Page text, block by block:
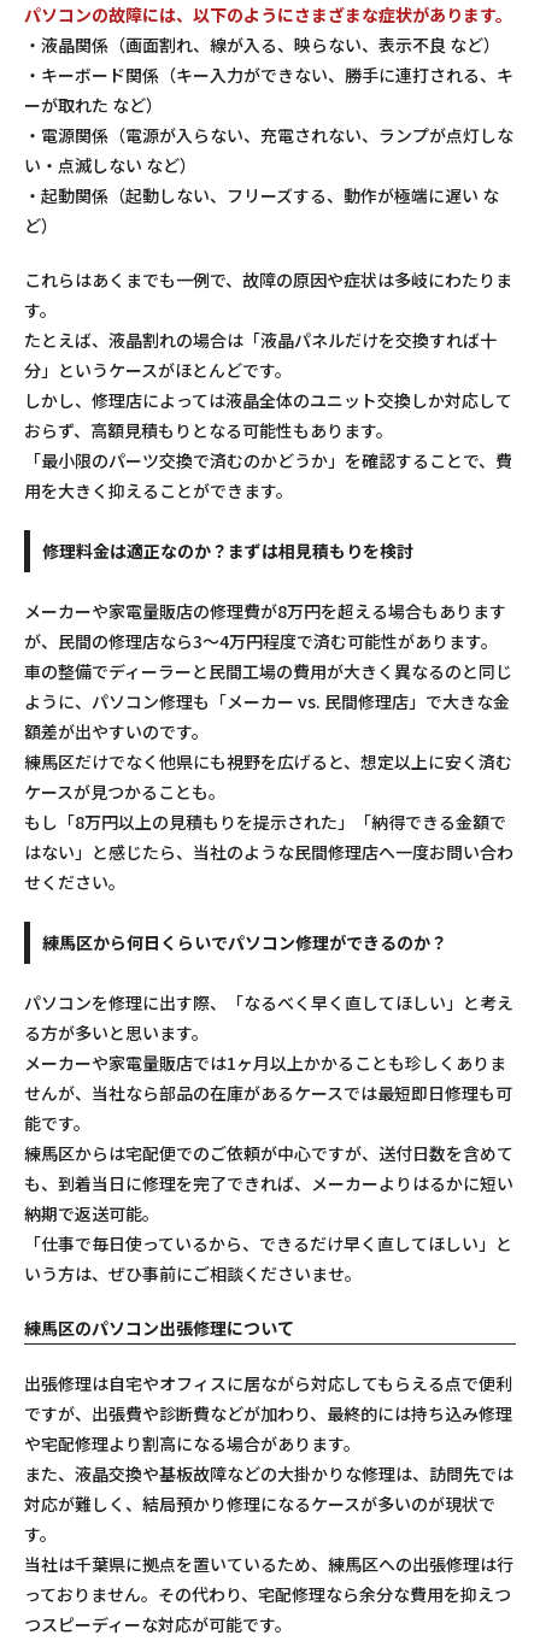
パソコンの故障には、以下のようにさまざまな症状があります。
・液晶関係（画面割れ、線が入る、映らない、表示不良 など）
・キーボード関係（キー入力ができない、勝手に連打される、キ
ーが取れた など）
・電源関係（電源が入らない、充電されない、ランプが点灯しな
い・点滅しない など）
・起動関係（起動しない、フリーズする、動作が極端に遅い な
ど）
これらはあくまでも一例で、故障の原因や症状は多岐にわたりま
す。
たとえば、液晶割れの場合は「液晶パネルだけを交換すれば十
分」というケースがほとんどです。
しかし、修理店によっては液晶全体のユニット交換しか対応して
おらず、高額見積もりとなる可能性もあります。
「最小限のパーツ交換で済むのかどうか」を確認することで、費
用を大きく抑えることができます。
修理料金は適正なのか？まずは相見積もりを検討
メーカーや家電量販店の修理費が8万円を超える場合もあります
が、民間の修理店なら3～4万円程度で済む可能性があります。
車の整備でディーラーと民間工場の費用が大きく異なるのと同じ
ように、パソコン修理も「メーカー vs. 民間修理店」で大きな金
額差が出やすいのです。
練馬区だけでなく他県にも視野を広げると、想定以上に安く済む
ケースが見つかることも。
もし「8万円以上の見積もりを提示された」「納得できる金額で
はない」と感じたら、当社のような民間修理店へ一度お問い合わ
せください。
練馬区から何日くらいでパソコン修理ができるのか？
パソコンを修理に出す際、「なるべく早く直してほしい」と考え
る方が多いと思います。
メーカーや家電量販店では1ヶ月以上かかることも珍しくありま
せんが、当社なら部品の在庫があるケースでは最短即日修理も可
能です。
練馬区からは宅配便でのご依頼が中心ですが、送付日数を含めて
も、到着当日に修理を完了できれば、メーカーよりはるかに短い
納期で返送可能。
「仕事で毎日使っているから、できるだけ早く直してほしい」と
いう方は、ぜひ事前にご相談くださいませ。
練馬区のパソコン出張修理について
出張修理は自宅やオフィスに居ながら対応してもらえる点で便利
ですが、出張費や診断費などが加わり、最終的には持ち込み修理
や宅配修理より割高になる場合があります。
また、液晶交換や基板故障などの大掛かりな修理は、訪問先では
対応が難しく、結局預かり修理になるケースが多いのが現状で
す。
当社は千葉県に拠点を置いているため、練馬区への出張修理は行
っておりません。その代わり、宅配修理なら余分な費用を抑えつ
つスピーディーな対応が可能です。